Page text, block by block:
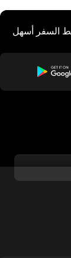
السفر أسهل